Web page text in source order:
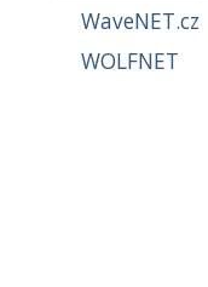
WaveNET.cz
WOLFNET